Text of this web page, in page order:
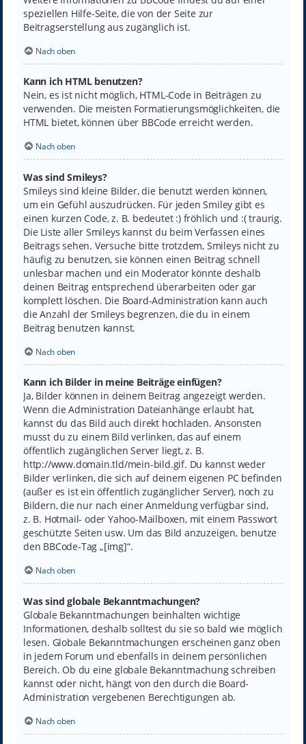
speziellen Hilfe-Seite, die von der Seite zur
Beitragserstellung aus zugänglich ist.
Nach oben
Kann ich HTML benutzen?
Nein, es ist nicht möglich, HTML-Code in Beiträgen zu
verwenden. Die meisten Formatierungsmöglichkeiten, die
HTML bietet, können über BBCode erreicht werden.
Nach oben
Was sind Smileys?
Smileys sind kleine Bilder, die benutzt werden können,
um ein Gefühl auszudrücken. Für jeden Smiley gibt es
einen kurzen Code, z. B. bedeutet :) fröhlich und :( traurig.
Die Liste aller Smileys kannst du beim Verfassen eines
Beitrags sehen. Versuche bitte trotzdem, Smileys nicht zu
häufig zu benutzen, sie können einen Beitrag schnell
unlesbar machen und ein Moderator könnte deshalb
deinen Beitrag entsprechend überarbeiten oder gar
komplett löschen. Die Board-Administration kann auch
die Anzahl der Smileys begrenzen, die du in einem
Beitrag benutzen kannst.
Nach oben
Kann ich Bilder in meine Beiträge einfügen?
Ja, Bilder können in deinem Beitrag angezeigt werden.
Wenn die Administration Dateianhänge erlaubt hat,
kannst du das Bild auch direkt hochladen. Ansonsten
musst du zu einem Bild verlinken, das auf einem
öffentlich zugänglichen Server liegt, z. B.
http://www.domain.tld/mein-bild.gif. Du kannst weder
Bilder verlinken, die sich auf deinem eigenen PC befinden
(außer es ist ein öffentlich zugänglicher Server), noch zu
Bildern, die nur nach einer Anmeldung verfügbar sind,
z. B. Hotmail- oder Yahoo-Mailboxen, mit einem Passwort
geschützte Seiten usw. Um das Bild anzuzeigen, benutze
den BBCode-Tag „[img]“.
Nach oben
Was sind globale Bekanntmachungen?
Globale Bekanntmachungen beinhalten wichtige
Informationen, deshalb solltest du sie so bald wie möglich
lesen. Globale Bekanntmachungen erscheinen ganz oben
in jedem Forum und ebenfalls in deinem persönlichen
Bereich. Ob du eine globale Bekanntmachung schreiben
kannst oder nicht, hängt von den durch die Board-
Administration vergebenen Berechtigungen ab.
Nach oben